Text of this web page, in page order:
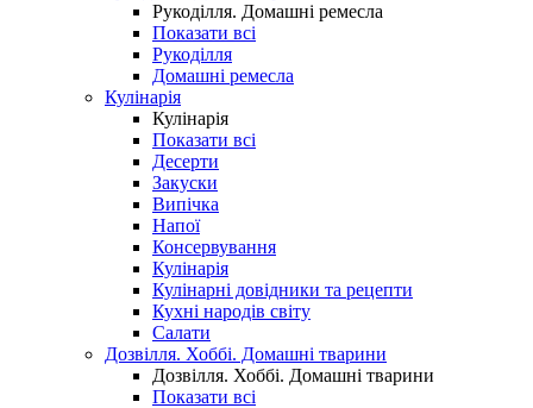
Рукоділля. Домашні ремесла
Показати всі
Рукоділля
Домашні ремесла
Кулінарія
Кулінарія
Показати всі
Десерти
Закуски
Випічка
Напої
Консервування
Кулінарія
Кулінарні довідники та рецепти
Кухні народів світу
Салати
Дозвілля. Хоббі. Домашні тварини
Дозвілля. Хоббі. Домашні тварини
Показати всі